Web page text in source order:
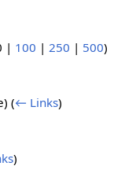
| 100 | 250 | 500)
(← Links)
)